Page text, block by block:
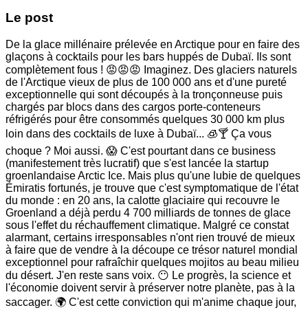
Le post
De la glace millénaire prélevée en Arctique pour en faire des
glaçons à cocktails pour les bars huppés de Dubaï. Ils sont
complètement fous ! 😡😡😡 Imaginez. Des glaciers naturels
de l'Arctique vieux de plus de 100 000 ans et d'une pureté
exceptionnelle qui sont découpés à la tronçonneuse puis
chargés par blocs dans des cargos porte-conteneurs
réfrigérés pour être consommés quelques 30 000 km plus
loin dans des cocktails de luxe à Dubaï... 🧊🍸 Ça vous
choque ? Moi aussi. 😱 C'est pourtant dans ce business
(manifestement très lucratif) que s'est lancée la startup
groenlandaise Arctic Ice. Mais plus qu'une lubie de quelques
Émiratis fortunés, je trouve que c'est symptomatique de l'état
du monde : en 20 ans, la calotte glaciaire qui recouvre le
Groenland a déjà perdu 4 700 milliards de tonnes de glace
sous l'effet du réchauffement climatique. Malgré ce constat
alarmant, certains irresponsables n'ont rien trouvé de mieux
à faire que de vendre à la découpe ce trésor naturel mondial
exceptionnel pour rafraîchir quelques mojitos au beau milieu
du désert. J'en reste sans voix. 😶 Le progrès, la science et
l'économie doivent servir à préserver notre planète, pas à la
saccager. 🌍 C'est cette conviction qui m'anime chaque jour,